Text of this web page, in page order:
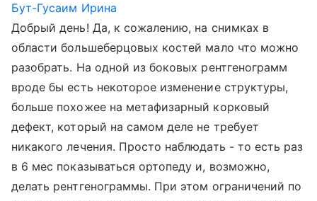
Бут-Гусаим Ирина
Добрый день! Да, к сожалению, на снимках в
области большеберцовых костей мало что можно
разобрать. На одной из боковых рентгенограмм
вроде бы есть некоторое изменение структуры,
больше похожее на метафизарный корковый
дефект, который на самом деле не требует
никакого лечения. Просто наблюдать - то есть раз
в 6 мес показываться ортопеду и, возможно,
делать рентгенограммы. При этом ограничений по